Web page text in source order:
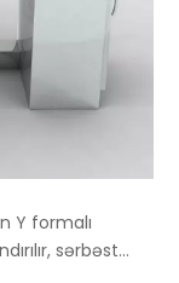
Y formalı
sərbəst